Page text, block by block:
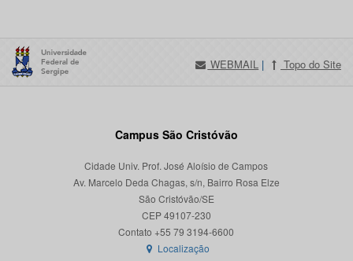
WEBMAIL | Topo do Site
Campus São Cristóvão
Cidade Univ. Prof. José Aloísio de Campos
Av. Marcelo Deda Chagas, s/n, Bairro Rosa Elze
São Cristóvão/SE
CEP 49107-230
Localização